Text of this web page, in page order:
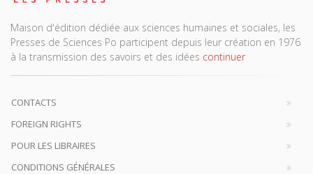
Maison d'édition dédiée aux sciences humaines et sociales, les
Presses de Sciences Po participent depuis leur création en 1976
à la transmission des savoirs et des idées continuer
CONTACTS
FOREIGN RIGHTS
POUR LES LIBRAIRES
CONDITIONS GÉNÉRALES